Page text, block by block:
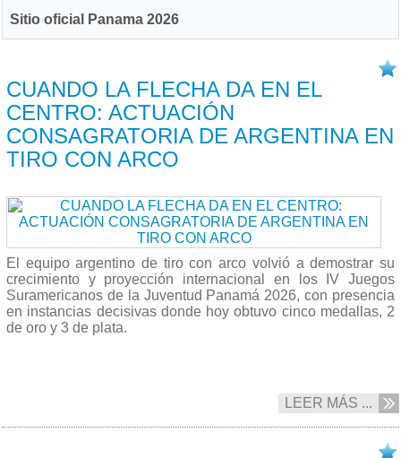
Sitio oficial Panama 2026
CUANDO LA FLECHA DA EN EL
CENTRO: ACTUACIÓN
CONSAGRATORIA DE ARGENTINA EN
TIRO CON ARCO
El equipo argentino de tiro con arco volvió a demostrar su
crecimiento y proyección internacional en los IV Juegos
Suramericanos de la Juventud Panamá 2026, con presencia
en instancias decisivas donde hoy obtuvo cinco medallas, 2
de oro y 3 de plata.
LEER MÁS ...